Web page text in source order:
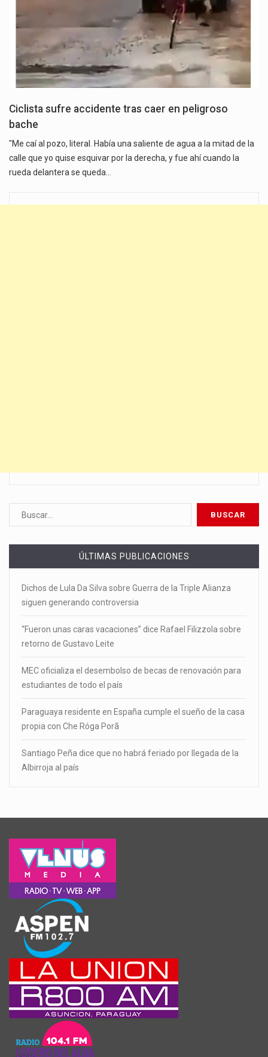
Ciclista sufre accidente tras caer en peligroso
bache
"Me caí al pozo, literal. Había una saliente de agua a la mitad de la
calle que yo quise esquivar por la derecha, y fue ahí cuando la
rueda delantera se queda…
ÚLTIMAS PUBLICACIONES
Dichos de Lula Da Silva sobre Guerra de la Triple Alianza
siguen generando controversia
“Fueron unas caras vacaciones” dice Rafael Filizzola sobre
retorno de Gustavo Leite
MEC oficializa el desembolso de becas de renovación para
estudiantes de todo el país
Paraguaya residente en España cumple el sueño de la casa
propia con Che Róga Porã
Santiago Peña dice que no habrá feriado por llegada de la
Albirroja al país